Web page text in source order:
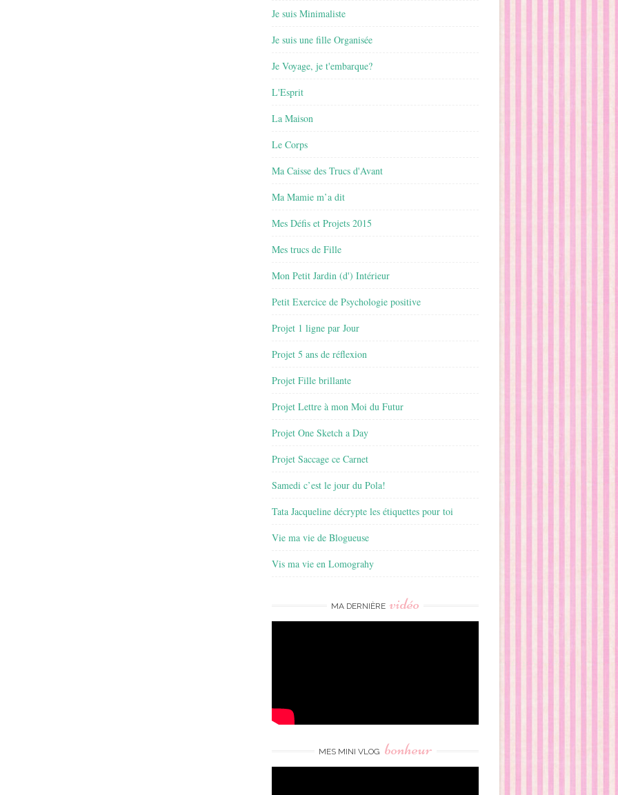
Je suis Minimaliste
Je suis une fille Organisée
Je Voyage, je t'embarque?
L'Esprit
La Maison
Le Corps
Ma Caisse des Trucs d'Avant
Ma Mamie m’a dit
Mes Défis et Projets 2015
Mes trucs de Fille
Mon Petit Jardin (d') Intérieur
Petit Exercice de Psychologie positive
Projet 1 ligne par Jour
Projet 5 ans de réflexion
Projet Fille brillante
Projet Lettre à mon Moi du Futur
Projet One Sketch a Day
Projet Saccage ce Carnet
Samedi c’est le jour du Pola!
Tata Jacqueline décrypte les étiquettes pour toi
Vie ma vie de Blogueuse
Vis ma vie en Lomograhy
MA DERNIÈRE vidéo
MES MINI VLOG bonheur